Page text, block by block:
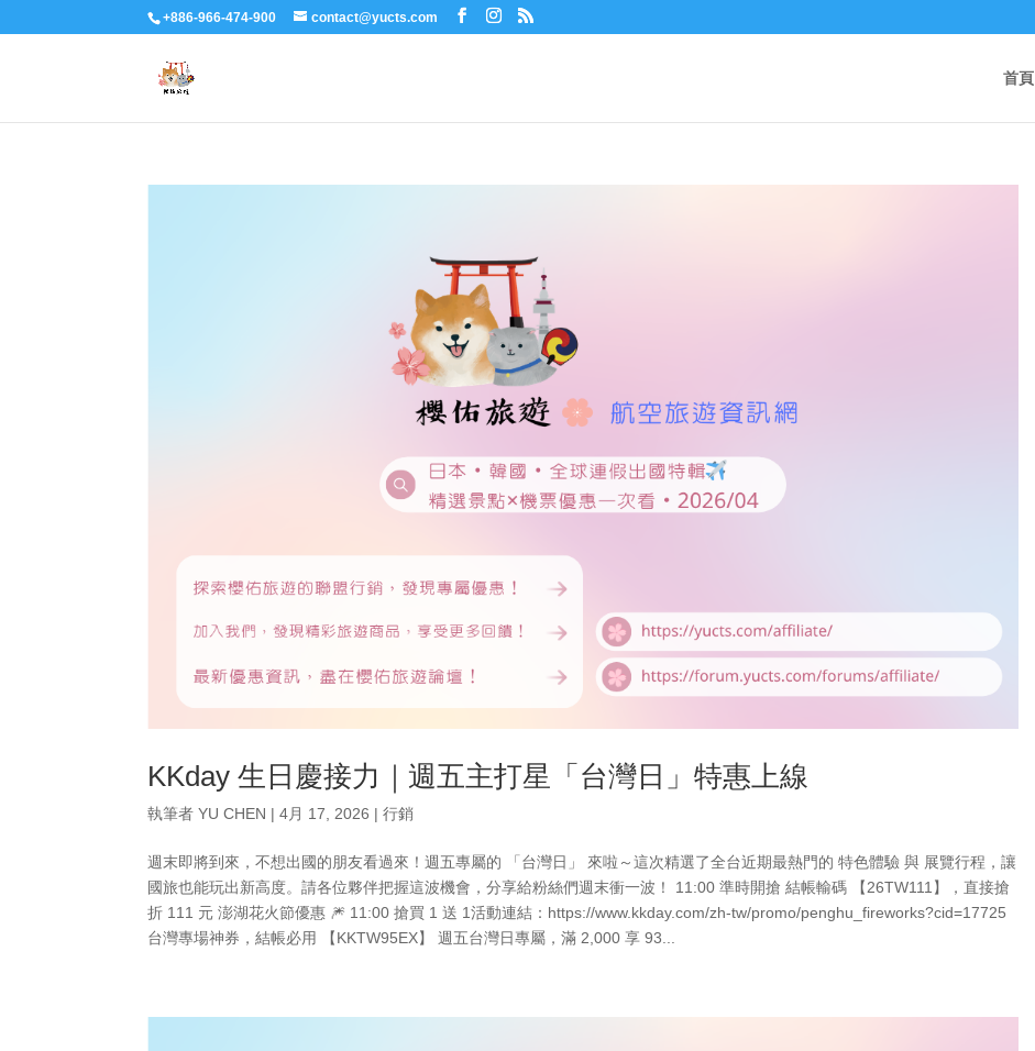
+886-966-474-900 contact@yucts.com
首頁
KKday 生日慶接力｜週五主打星「台灣日」特惠上線
執筆者YU CHEN |4月 17, 2026 |行銷
週末即將到來，不想出國的朋友看過來！週五專屬的 「台灣日」 來啦～這次精選了全台近期最熱門的 特色體驗 與 展覽行程，讓
國旅也能玩出新高度。請各位夥伴把握這波機會，分享給粉絲們週末衝一波！ 11:00 準時開搶 結帳輸碼 【26TW111】，直接搶
折 111 元 澎湖花火節優惠 🎆 11:00 搶買 1 送 1活動連結：https://www.kkday.com/zh-tw/promo/penghu_fireworks?cid=17725
台灣專場神券，結帳必用 【KKTW95EX】 週五台灣日專屬，滿 2,000 享 93...